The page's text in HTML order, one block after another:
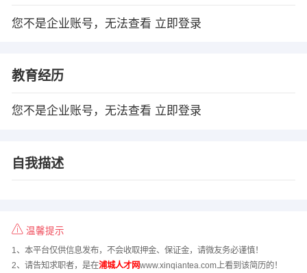
您不是企业账号，无法查看 立即登录
教育经历
您不是企业账号，无法查看 立即登录
自我描述
温馨提示
1、本平台仅供信息发布，不会收取押金、保证金，请微友务必谨慎！
2、请告知求职者，是在浦城人才网www.xinqiantea.com上看到该简历的！